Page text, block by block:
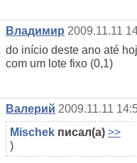
Владимир 2009.11.11
do início deste ano até
com um lote fixo (0,1)
Валерий 2009.11.11
Mischek писал(а) >>
)